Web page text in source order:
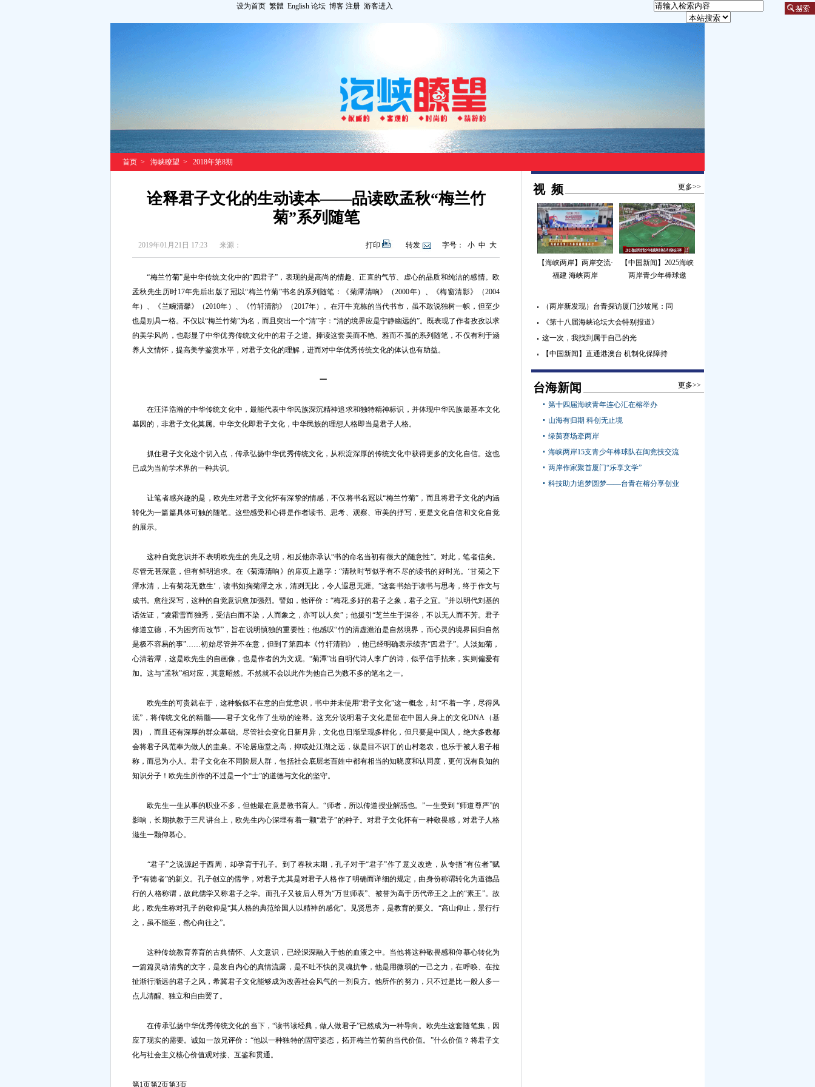
设为首页 繁體 English 论坛 博客 注册 游客进入
首页 > 海峡瞭望 > 2018年第8期
诠释君子文化的生动读本——品读欧孟秋“梅兰竹
菊”系列随笔
2019年01月21日 17:23 来源： 字号： 小 中 大
转发
打印
“梅兰竹菊”是中华传统文化中的“四君子”，表现的是高尚的情趣、正直的气节、虚心的品质和纯洁的感情。欧
孟秋先生历时17年先后出版了冠以“梅兰竹菊”书名的系列随笔：《菊潭清响》（2000年）、《梅窗清影》（2004
年）、《兰畹清馨》（2010年）、《竹轩清韵》（2017年）。在汗牛充栋的当代书市，虽不敢说独树一帜，但至少
也是别具一格。不仅以“梅兰竹菊”为名，而且突出一个“清”字：“清的境界应是宁静幽远的”。既表现了作者孜孜以求
的美学风尚，也彰显了中华优秀传统文化中的君子之道。捧读这套美而不艳、雅而不孤的系列随笔，不仅有利于涵
养人文情怀，提高美学鉴赏水平，对君子文化的理解，进而对中华优秀传统文化的体认也有助益。
一
在汪洋浩瀚的中华传统文化中，最能代表中华民族深沉精神追求和独特精神标识，并体现中华民族最基本文化
基因的，非君子文化莫属。中华文化即君子文化，中华民族的理想人格即当是君子人格。
抓住君子文化这个切入点，传承弘扬中华优秀传统文化，从积淀深厚的传统文化中获得更多的文化自信。这也
已成为当前学术界的一种共识。
让笔者感兴趣的是，欧先生对君子文化怀有深挚的情感，不仅将书名冠以“梅兰竹菊”，而且将君子文化的内涵
转化为一篇篇具体可触的随笔。这些感受和心得是作者读书、思考、观察、审美的抒写，更是文化自信和文化自觉
的展示。
这种自觉意识并不表明欧先生的先见之明，相反他亦承认“书的命名当初有很大的随意性”。对此，笔者信矣。
尽管无甚深意，但有鲜明追求。在《菊潭清响》的扉页上题字：“清秋时节似乎有不尽的读书的好时光。‘甘菊之下
潭水清，上有菊花无数生’，读书如掬菊潭之水，清冽无比，令人遐思无涯。”这套书始于读书与思考，终于作文与
成书。愈往深写，这种的自觉意识愈加强烈。譬如，他评价：“梅花,多好的君子之象，君子之宜。”并以明代刘基的
话佐证，“凌霜雪而独秀，受洁白而不染，人而象之，亦可以人矣”；他援引“芝兰生于深谷，不以无人而不芳。君子
修道立德，不为困穷而改节”，旨在说明慎独的重要性；他感叹“竹的清虚澹泊是自然境界，而心灵的境界回归自然
是极不容易的事”……初始尽管并不在意，但到了第四本《竹轩清韵》，他已经明确表示续齐“四君子”。人淡如菊，
心清若潭，这是欧先生的自画像，也是作者的为文观。“菊潭”出自明代诗人李广的诗，似乎信手拈来，实则偏爱有
加。这与“孟秋”相对应，其意昭然。不然就不会以此作为他自己为数不多的笔名之一。
欧先生的可贵就在于，这种貌似不在意的自觉意识，书中并未使用“君子文化”这一概念，却“不着一字，尽得风
流”，将传统文化的精髓——君子文化作了生动的诠释。这充分说明君子文化是留在中国人身上的文化DNA（基
因），而且还有深厚的群众基础。尽管社会变化日新月异，文化也日渐呈现多样化，但只要是中国人，绝大多数都
会将君子风范奉为做人的圭臬。不论居庙堂之高，抑或处江湖之远，纵是目不识丁的山村老农，也乐于被人君子相
称，而忌为小人。君子文化在不同阶层人群，包括社会底层老百姓中都有相当的知晓度和认同度，更何况有良知的
知识分子！欧先生所作的不过是一个“士”的道德与文化的坚守。
欧先生一生从事的职业不多，但他最在意是教书育人。“师者，所以传道授业解惑也。”一生受到 “师道尊严”的
影响，长期执教于三尺讲台上，欧先生内心深埋有着一颗“君子”的种子。对君子文化怀有一种敬畏感，对君子人格
滋生一颗仰慕心。
“君子”之说源起于西周，却孕育于孔子。到了春秋末期，孔子对于“君子”作了意义改造，从专指“有位者”赋
予“有德者”的新义。孔子创立的儒学，对君子尤其是对君子人格作了明确而详细的规定，由身份称谓转化为道德品
行的人格称谓，故此儒学又称君子之学。而孔子又被后人尊为“万世师表”、被誉为高于历代帝王之上的“素王”。故
此，欧先生称对孔子的敬仰是“其人格的典范给国人以精神的感化”。见贤思齐，是教育的要义。“高山仰止，景行行
之，虽不能至，然心向往之”。
这种传统教育养育的古典情怀、人文意识，已经深深融入于他的血液之中。当他将这种敬畏感和仰慕心转化为
一篇篇灵动清隽的文字，是发自内心的真情流露，是不吐不快的灵魂抗争，他是用微弱的一己之力，在呼唤、在拉
扯渐行渐远的君子之风，希冀君子文化能够成为改善社会风气的一剂良方。他所作的努力，只不过是比一般人多一
点儿清醒、独立和自由罢了。
在传承弘扬中华优秀传统文化的当下，“读书读经典，做人做君子”已然成为一种导向。欧先生这套随笔集，因
应了现实的需要。诚如一放兄评价：“他以一种独特的固守姿态，拓开梅兰竹菊的当代价值。”什么价值？将君子文
化与社会主义核心价值观对接、互鉴和贯通。
第1页第2页第3页
视 频 更多>>
【海峡两岸】两岸交流·
福建 海峡两岸
【中国新闻】2025海峡
两岸青少年棒球邀
（两岸新发现）台青探访厦门沙坡尾：同
《第十八届海峡论坛大会特别报道》
这一次，我找到属于自己的光
【中国新闻】直通港澳台 机制化保障持
台海新闻 更多>>
第十四届海峡青年连心汇在榕举办
山海有归期 科创无止境
绿茵赛场牵两岸
海峡两岸15支青少年棒球队在闽竞技交流
两岸作家聚首厦门“乐享文学”
科技助力追梦圆梦——台青在榕分享创业